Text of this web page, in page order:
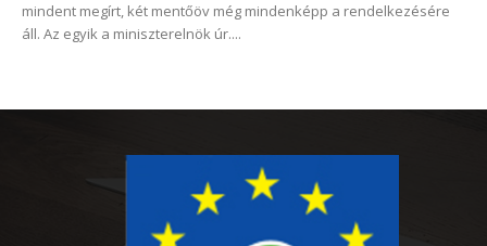
mindent megírt, két mentőöv még mindenképp a rendelkezésére
áll. Az egyik a miniszterelnök úr....